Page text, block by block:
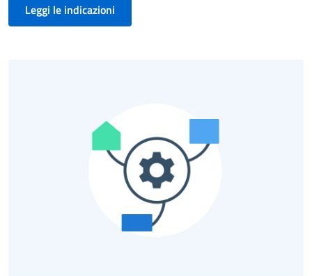
Leggi le indicazioni